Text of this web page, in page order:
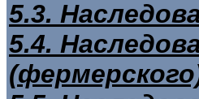
5.3.
5.4.